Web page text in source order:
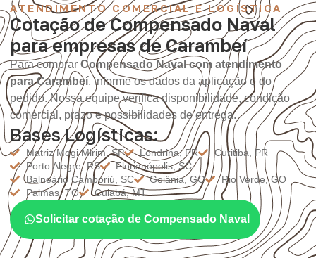
ATENDIMENTO COMERCIAL E LOGÍSTICA
Cotação de Compensado Naval
para empresas de Carambeí
Para comprar Compensado Naval com atendimento
para Carambeí, informe os dados da aplicação e do
pedido. Nossa equipe verifica disponibilidade, condição
comercial, prazo e possibilidades de entrega.
Bases Logísticas:
Matriz Mogi Mirim, SP Londrina, PR
Curitiba, PR
Porto Alegre, RS
Florianópolis, SC
Balneário Camboriú, SC
Goiânia, GO
Rio Verde, GO
Palmas, TO
Cuiabá, MT
Solicitar cotação de Compensado Naval